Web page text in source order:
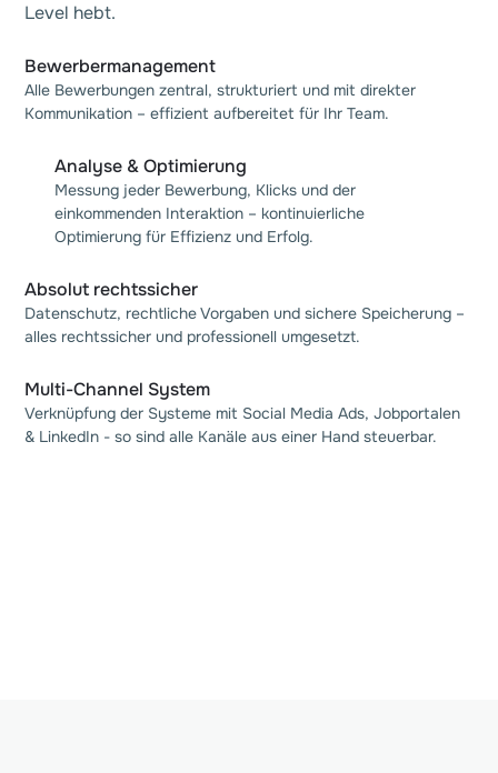
Level hebt.
Bewerbermanagement
Alle Bewerbungen zentral, strukturiert und mit direkter
Kommunikation – effizient aufbereitet für Ihr Team.
Analyse & Optimierung
Messung jeder Bewerbung, Klicks und der
einkommenden Interaktion – kontinuierliche
Optimierung für Effizienz und Erfolg.
Absolut rechtssicher
Datenschutz, rechtliche Vorgaben und sichere Speicherung –
alles rechtssicher und professionell umgesetzt.
Multi-Channel System
Verknüpfung der Systeme mit Social Media Ads, Jobportalen
& LinkedIn - so sind alle Kanäle aus einer Hand steuerbar.